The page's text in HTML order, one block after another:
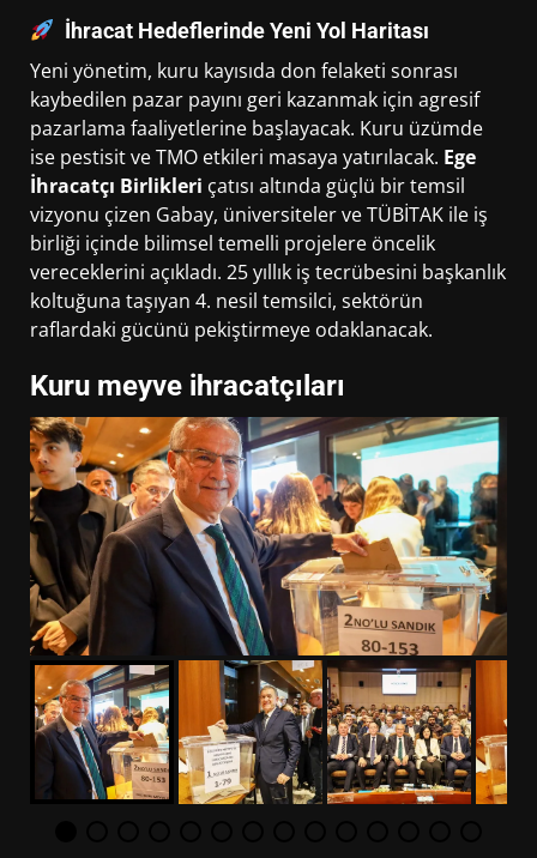
İhracat Hedeflerinde Yeni Yol Haritası
Yeni yönetim, kuru kayısıda don felaketi sonrası
kaybedilen pazar payını geri kazanmak için agresif
pazarlama faaliyetlerine başlayacak. Kuru üzümde
ise pestisit ve TMO etkileri masaya yatırılacak. Ege
İhracatçı Birlikleri çatısı altında güçlü bir temsil
vizyonu çizen Gabay, üniversiteler ve TÜBİTAK ile iş
birliği içinde bilimsel temelli projelere öncelik
vereceklerini açıkladı. 25 yıllık iş tecrübesini başkanlık
koltuğuna taşıyan 4. nesil temsilci, sektörün
raflardaki gücünü pekiştirmeye odaklanacak.
Kuru meyve ihracatçıları